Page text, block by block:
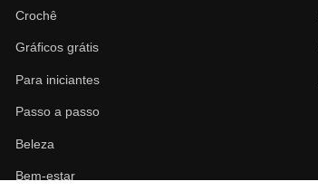
Crochê
Gráficos grátis
Para iniciantes
Passo a passo
Beleza
Bem-estar